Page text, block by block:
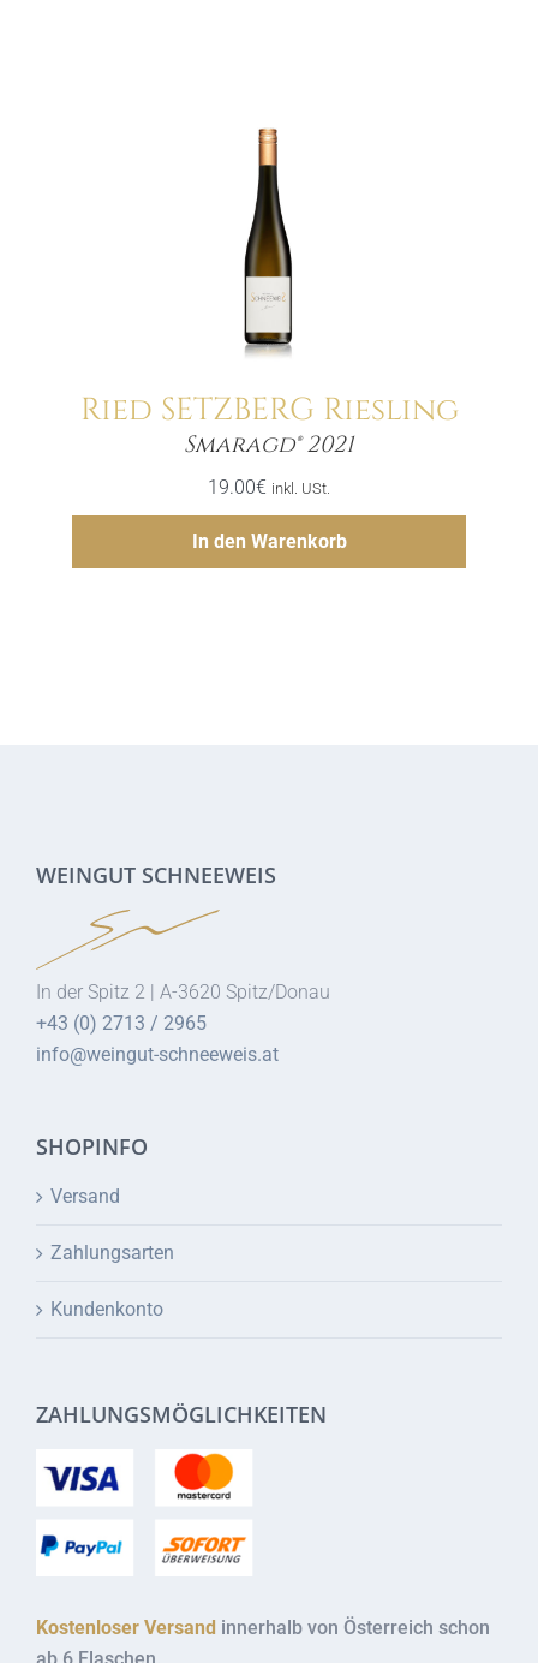
Ried SETZBERG Riesling
Smaragd® 2021
19.00€ inkl. USt.
In den Warenkorb
Menge
Hinzufügen
WEINGUT SCHNEEWEIS
In der Spitz 2 | A-3620 Spitz/Donau
+43 (0) 2713 / 2965
info@weingut-schneeweis.at
SHOPINFO
Versand
Zahlungsarten
Kundenkonto
ZAHLUNGSMÖGLICHKEITEN
Kostenloser Versand innerhalb von Österreich schon